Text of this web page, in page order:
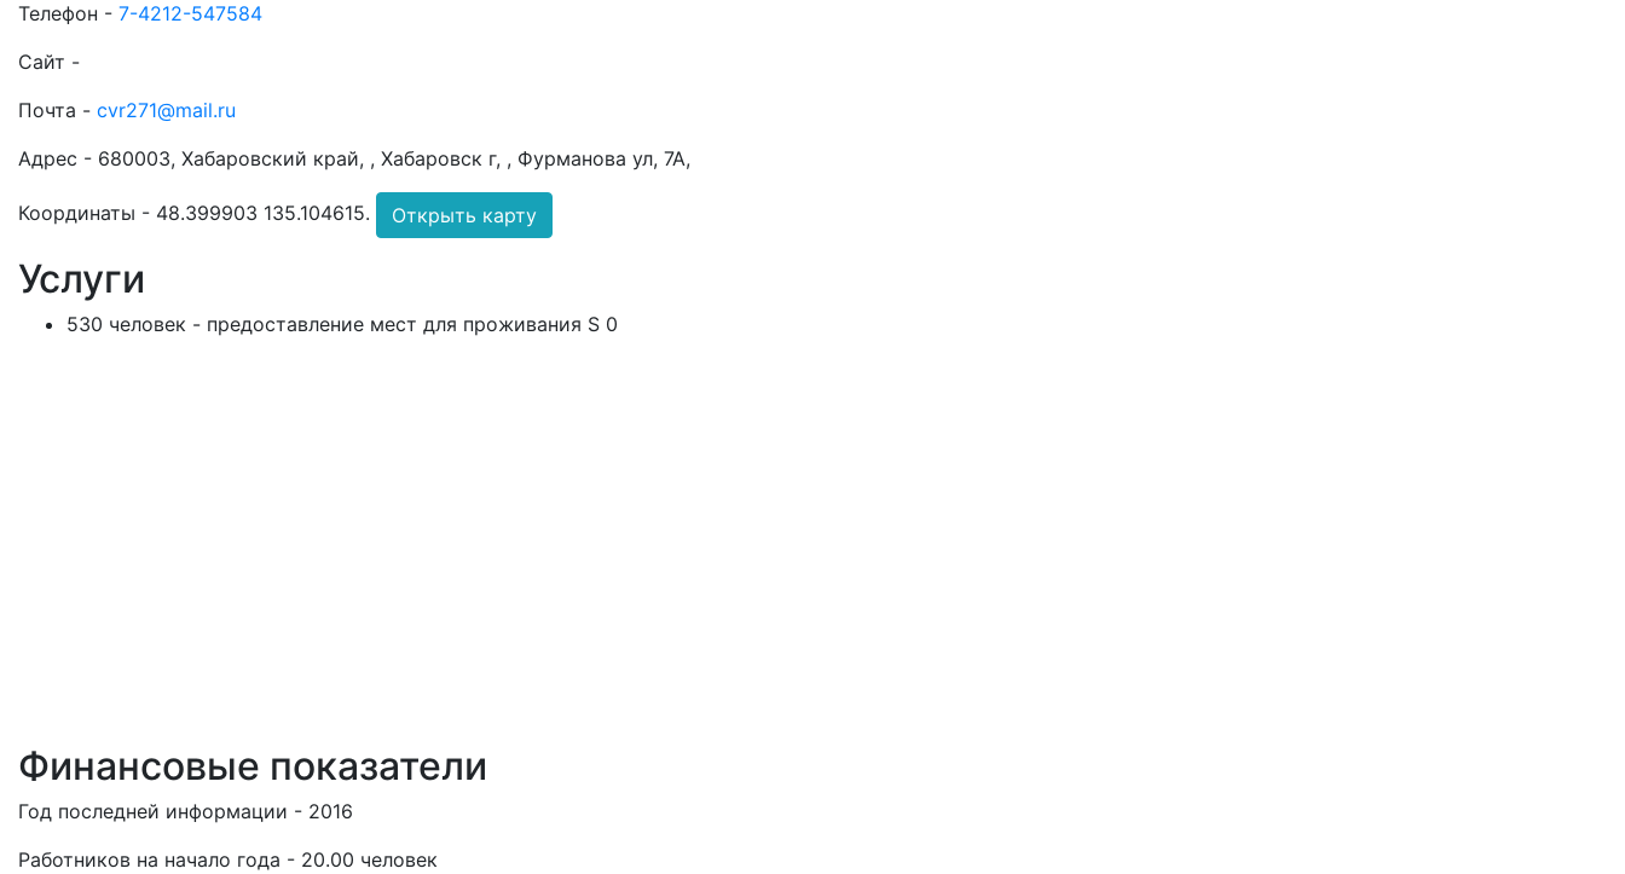
Телефон - 7-4212-547584
Сайт -
Почта - cvr271@mail.ru
Адрес - 680003, Хабаровский край, , Хабаровск г, , Фурманова ул, 7А,
Координаты - 48.399903 135.104615. Открыть карту
Услуги
530 человек - предоставление мест для проживания S 0
Финансовые показатели
Год последней информации - 2016
Работников на начало года - 20.00 человек